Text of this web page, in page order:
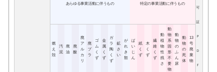
あらゆる事業活動に伴うもの 特定の事業活動に伴うもの
可
証
Ｐ
Ｄ
Ｆ
燃
え
殻
汚
泥
廃
油
廃
酸
廃
ア
ル
カ
リ
廃
プ
ラ
ゴ
ム
く
ず
金
属
く
ず
ガ
ラ
陶
く
ず
鉱
さ
い
が
れ
き
類
ば
い
じ
ん
紙
く
ず
木
く
ず
繊
維
く
ず
動
植
物
性
残
さ
動
物
系
固
形
不
要
物
動
物
の
ふ
ん
尿
動
物
の
死
体
13
号
廃
棄
物